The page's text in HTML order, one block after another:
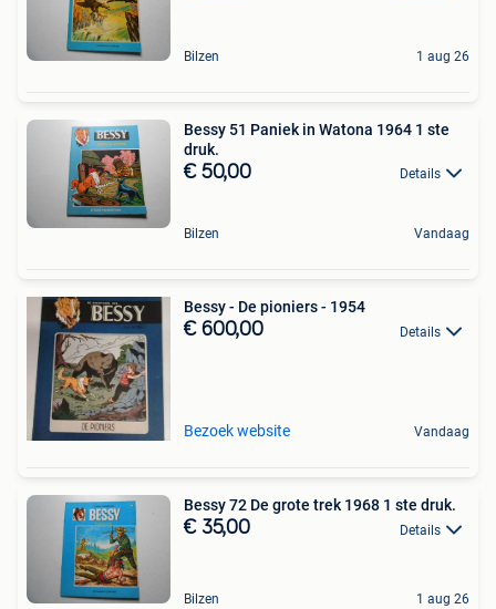
Bilzen 1 aug 26
Bessy 51 Paniek in Watona 1964 1 ste
druk.
€ 50,00 Details
Bilzen Vandaag
Bessy - De pioniers - 1954
€ 600,00 Details
Bezoek website Vandaag
Bessy 72 De grote trek 1968 1 ste druk.
€ 35,00 Details
Bilzen 1 aug 26